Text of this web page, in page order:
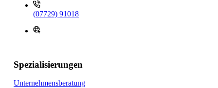
(07729) 91018
Spezialisierungen
Unternehmensberatung